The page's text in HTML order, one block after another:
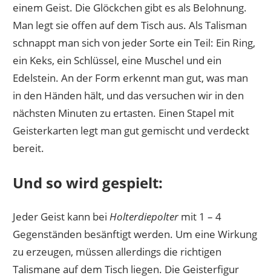
einem Geist. Die Glöckchen gibt es als Belohnung.
Man legt sie offen auf dem Tisch aus. Als Talisman
schnappt man sich von jeder Sorte ein Teil: Ein Ring,
ein Keks, ein Schlüssel, eine Muschel und ein
Edelstein. An der Form erkennt man gut, was man
in den Händen hält, und das versuchen wir in den
nächsten Minuten zu ertasten. Einen Stapel mit
Geisterkarten legt man gut gemischt und verdeckt
bereit.
Und so wird gespielt:
Jeder Geist kann beiHolterdiepoltermit 1 – 4
Gegenständen besänftigt werden. Um eine Wirkung
zu erzeugen, müssen allerdings die richtigen
Talismane auf dem Tisch liegen. Die Geisterfigur